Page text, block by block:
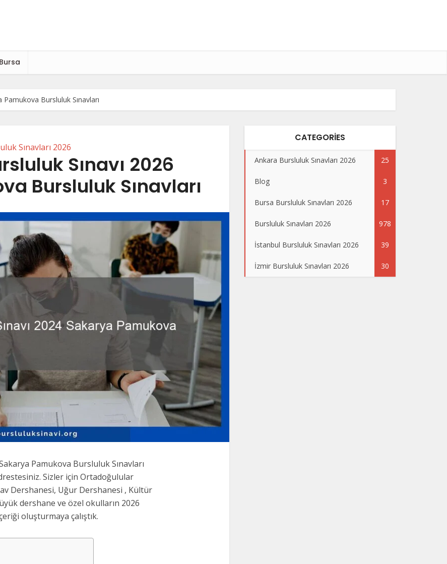
Bursa
Bursluluk Sınavları
Sınavları 2026
Sınavı 2026
Bursluluk Sınavları
Pamukova Bursluluk Sınavları
Sizler için Ortadoğulular
Dershanesi, Uğur Dershanesi , Kültür
dershane ve özel okulların 2026
oluşturmaya çalıştık.
CATEGORIES
Ankara Bursluluk Sınavları 2026 25
Blog 3
Bursa Bursluluk Sınavları 2026 17
Bursluluk Sınavları 2026 978
İstanbul Bursluluk Sınavları 2026 39
İzmir Bursluluk Sınavları 2026 30